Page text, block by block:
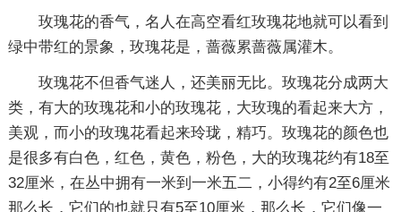
玫瑰花的香气，名人在高空看红玫瑰花地就可以看到
绿中带红的景象，玫瑰花是，蔷薇累蔷薇属灌木。
玫瑰花不但香气迷人，还美丽无比。玫瑰花分成两大
类，有大的玫瑰花和小的玫瑰花，大玫瑰的看起来大方，
美观，而小的玫瑰花看起来玲珑，精巧。玫瑰花的颜色也
是很多有白色，红色，黄色，粉色，大的玫瑰花约有18至
32厘米，在丛中拥有一米到一米五二，小得约有2至6厘米
那么长，它们的也就只有5至10厘米，那么长，它们像一